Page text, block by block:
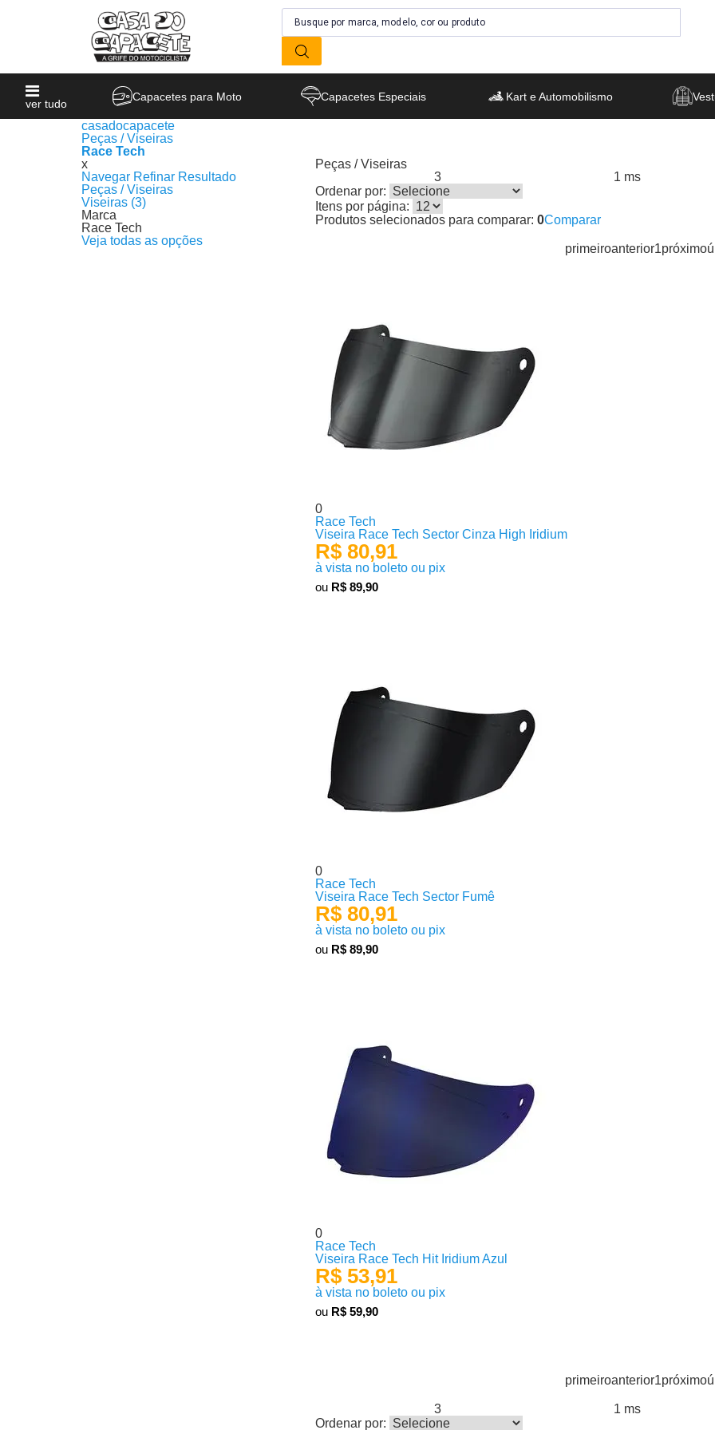
ver tudo
Capacetes para Moto Capacetes Especiais Kart e Automobilismo
casadocapacete
Peças / Viseiras
Race Tech
x
Navegar Refinar Resultado
Peças / Viseiras
Viseiras (3)
Marca
Race Tech
Veja todas as opções
Peças / Viseiras
3
1 ms
Ordenar por:
Itens por página:
Produtos selecionados para comparar: 0Comparar
primeiroanterior1próximo
0
Race Tech
Viseira Race Tech Sector Cinza High Iridium
R$ 80,91
à vista no boleto ou pix
ou R$ 89,90
0
Race Tech
Viseira Race Tech Sector Fumê
R$ 80,91
à vista no boleto ou pix
ou R$ 89,90
0
Race Tech
Viseira Race Tech Hit Iridium Azul
R$ 53,91
à vista no boleto ou pix
ou R$ 59,90
primeiroanterior1próximo
3
1 ms
Ordenar por: